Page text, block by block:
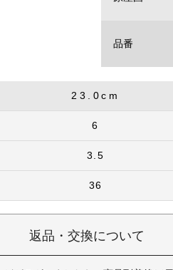
品番
23.0cm
6
3.5
36
返品・交換について